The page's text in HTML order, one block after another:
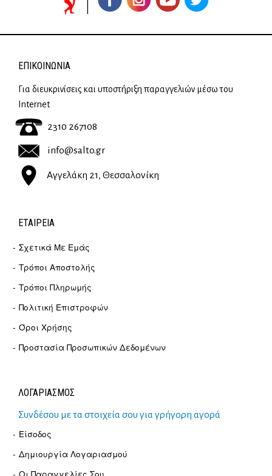
ΕΠΙΚΟΙΝΩΝΊΑ
Για διευκρινίσεις και υποστήριξη παραγγελιών μέσω του
Internet
2310 267108
info@salto.gr
Αγγελάκη 21, Θεσσαλονίκη
ΕΤΑΙΡΕΊΑ
Σχετικά Με Εμάς
Τρόποι Αποστολής
Τρόποι Πληρωμής
Πολιτική Επιστροφών
Όροι Χρήσης
Προστασία Προσωπικών Δεδομένων
ΛΟΓΑΡΙΑΣΜΟΣ
Συνδέσου με τα στοιχεία σου για γρήγορη αγορά
Είσοδος
Δημιουργία Λογαριασμού